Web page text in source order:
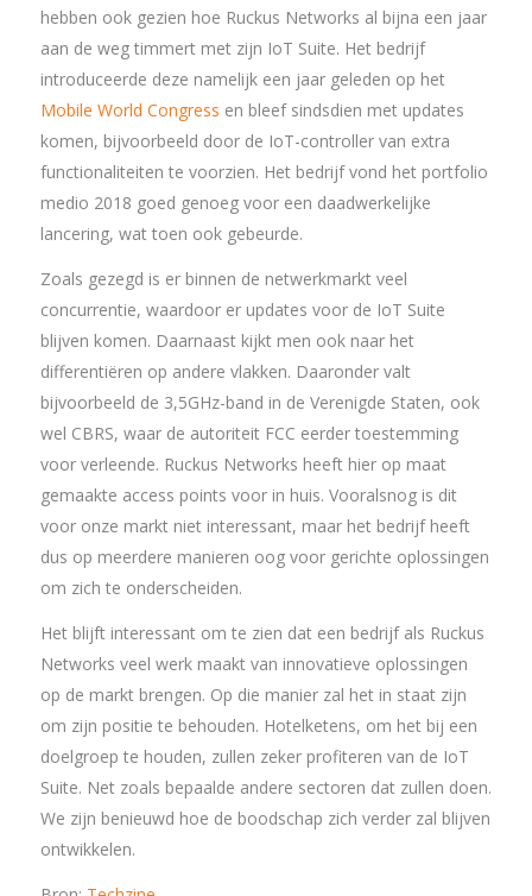
hebben ook gezien hoe Ruckus Networks al bijna een jaar
aan de weg timmert met zijn IoT Suite. Het bedrijf
introduceerde deze namelijk een jaar geleden op het
Mobile World Congress en bleef sindsdien met updates
komen, bijvoorbeeld door de IoT-controller van extra
functionaliteiten te voorzien. Het bedrijf vond het portfolio
medio 2018 goed genoeg voor een daadwerkelijke
lancering, wat toen ook gebeurde.
Zoals gezegd is er binnen de netwerkmarkt veel
concurrentie, waardoor er updates voor de IoT Suite
blijven komen. Daarnaast kijkt men ook naar het
differentiëren op andere vlakken. Daaronder valt
bijvoorbeeld de 3,5GHz-band in de Verenigde Staten, ook
wel CBRS, waar de autoriteit FCC eerder toestemming
voor verleende. Ruckus Networks heeft hier op maat
gemaakte access points voor in huis. Vooralsnog is dit
voor onze markt niet interessant, maar het bedrijf heeft
dus op meerdere manieren oog voor gerichte oplossingen
om zich te onderscheiden.
Het blijft interessant om te zien dat een bedrijf als Ruckus
Networks veel werk maakt van innovatieve oplossingen
op de markt brengen. Op die manier zal het in staat zijn
om zijn positie te behouden. Hotelketens, om het bij een
doelgroep te houden, zullen zeker profiteren van de IoT
Suite. Net zoals bepaalde andere sectoren dat zullen doen.
We zijn benieuwd hoe de boodschap zich verder zal blijven
ontwikkelen.